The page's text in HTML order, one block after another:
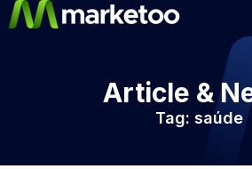
Article &
Tag: saúde